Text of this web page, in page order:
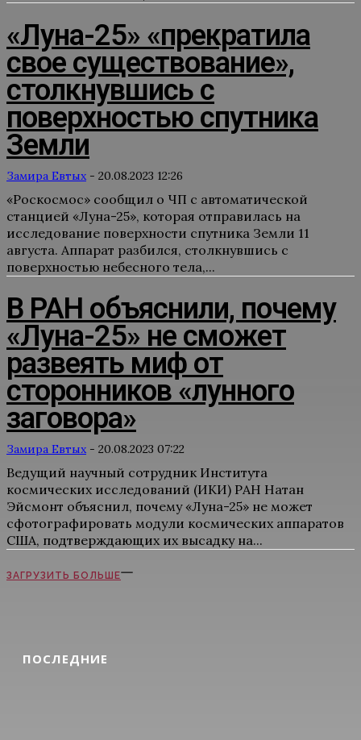
ПОСЛЕДНИЕ
«Луна-25» «прекратила
свое существование»,
столкнувшись с
поверхностью спутника
Земли
Замира Евтых - 20.08.2023 12:26
«Роскосмос» сообщил о ЧП с автоматической
станцией «Луна-25», которая отправилась на
исследование поверхности спутника Земли 11
августа. Аппарат разбился, столкнувшись с
поверхностью небесного тела,...
В РАН объяснили, почему
«Луна-25» не сможет
развеять миф от
сторонников «лунного
заговора»
Замира Евтых - 20.08.2023 07:22
Ведущий научный сотрудник Института
космических исследований (ИКИ) РАН Натан
Эйсмонт объяснил, почему «Луна-25» не может
сфотографировать модули космических аппаратов
США, подтверждающих их высадку на...
ЗАГРУЗИТЬ БОЛЬШЕ